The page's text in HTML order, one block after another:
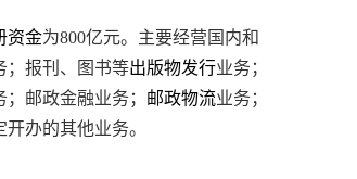
资金为800亿元。主要经营国内和
；报刊、图书等出版物发行业务；
邮政金融业务； 邮政物流业务；
办的其他业务。